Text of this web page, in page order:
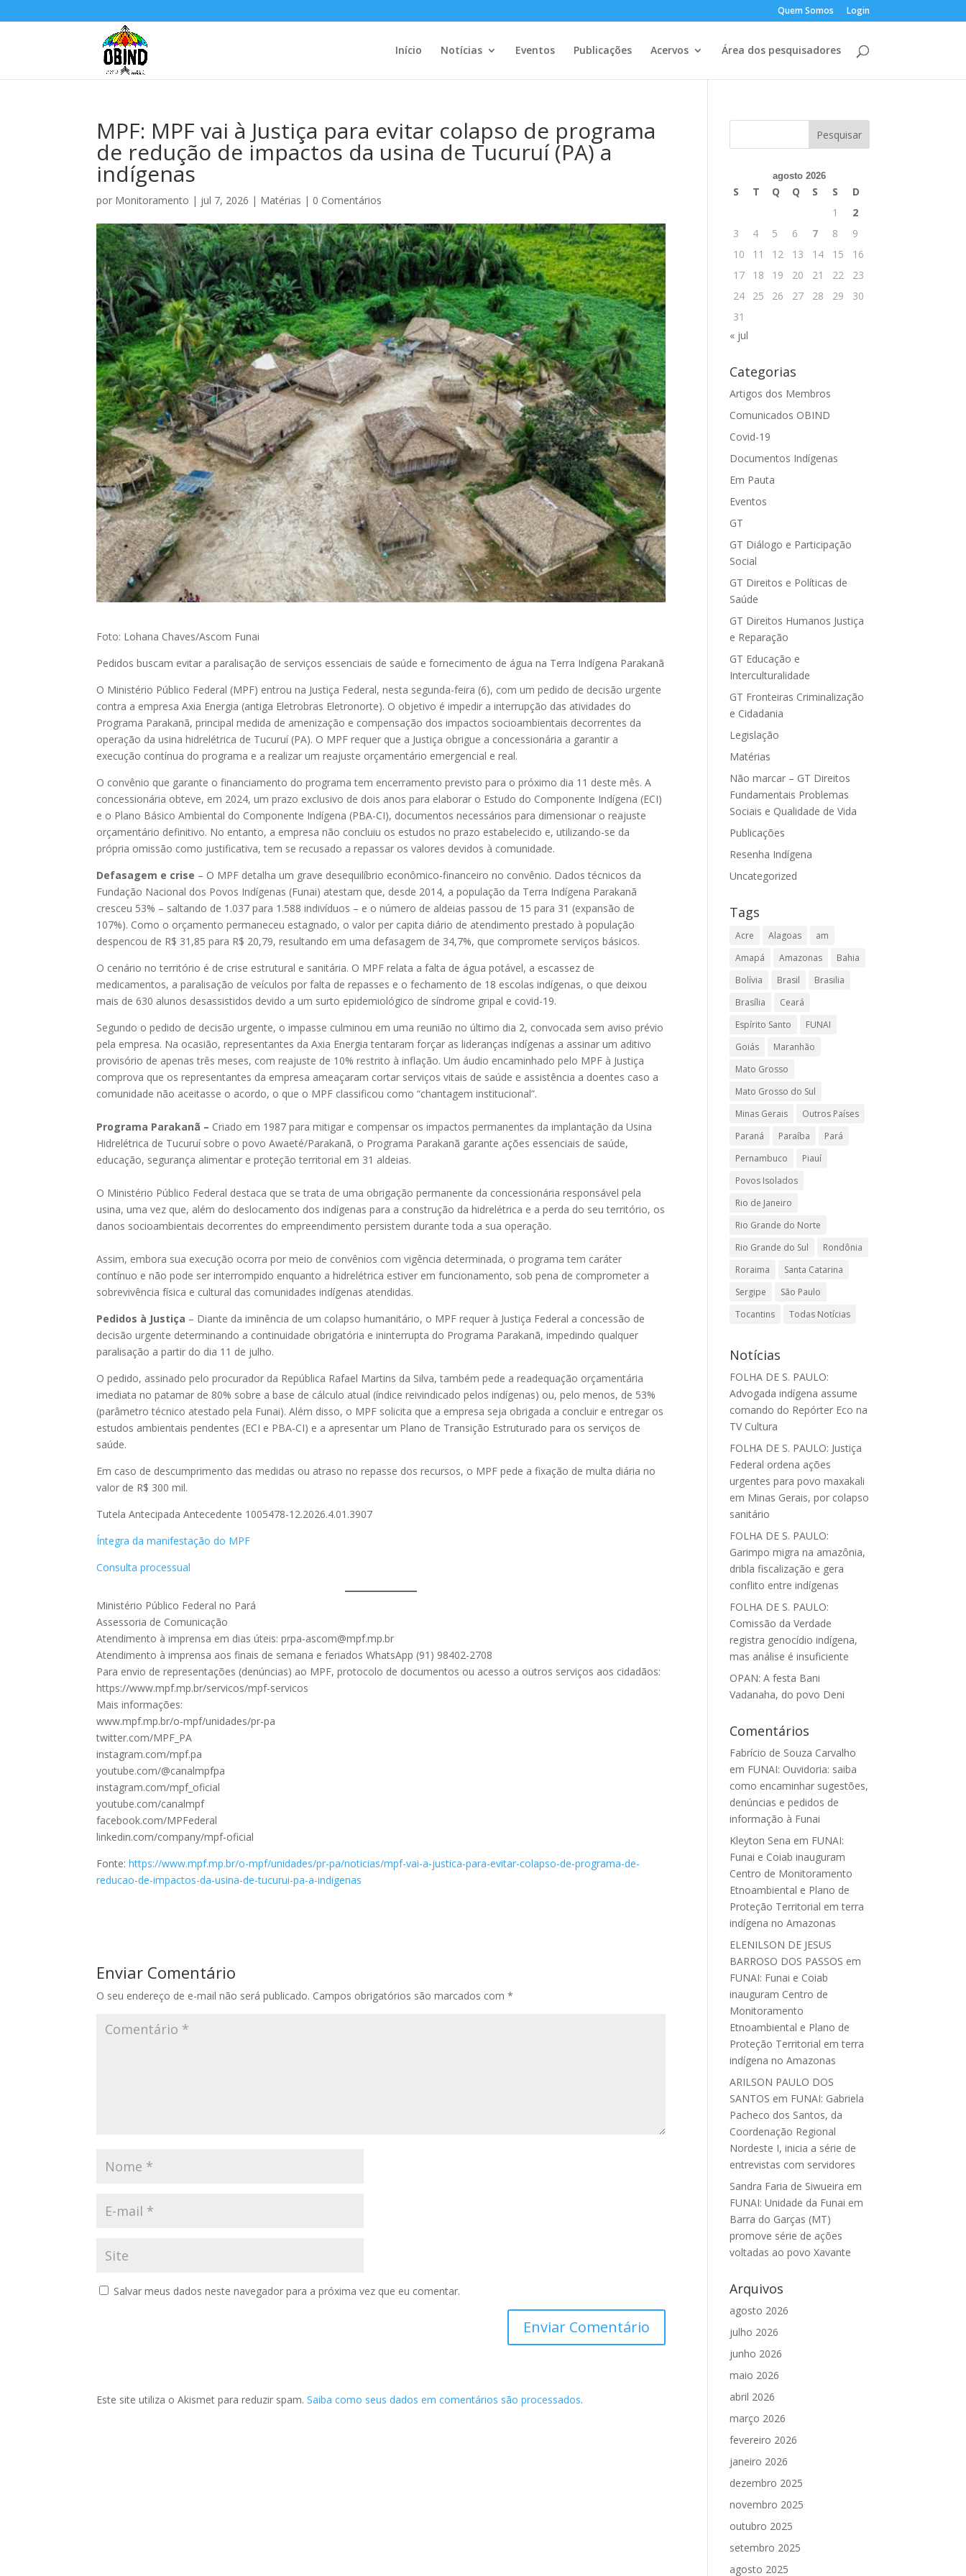
Quem Somos Login
Início Notícias Eventos Publicações Acervos Área dos pesquisadores
MPF: MPF vai à Justiça para evitar colapso de programa
de redução de impactos da usina de Tucuruí (PA) a
indígenas
por Monitoramento | jul 7, 2026 | Matérias | 0 Comentários
Foto: Lohana Chaves/Ascom Funai
Pedidos buscam evitar a paralisação de serviços essenciais de saúde e fornecimento de água na Terra Indígena Parakanã
O Ministério Público Federal (MPF) entrou na Justiça Federal, nesta segunda-feira (6), com um pedido de decisão urgente
contra a empresa Axia Energia (antiga Eletrobras Eletronorte). O objetivo é impedir a interrupção das atividades do
Programa Parakanã, principal medida de amenização e compensação dos impactos socioambientais decorrentes da
operação da usina hidrelétrica de Tucuruí (PA). O MPF requer que a Justiça obrigue a concessionária a garantir a
execução contínua do programa e a realizar um reajuste orçamentário emergencial e real.
O convênio que garante o financiamento do programa tem encerramento previsto para o próximo dia 11 deste mês. A
concessionária obteve, em 2024, um prazo exclusivo de dois anos para elaborar o Estudo do Componente Indígena (ECI)
e o Plano Básico Ambiental do Componente Indígena (PBA-CI), documentos necessários para dimensionar o reajuste
orçamentário definitivo. No entanto, a empresa não concluiu os estudos no prazo estabelecido e, utilizando-se da
própria omissão como justificativa, tem se recusado a repassar os valores devidos à comunidade.
Defasagem e crise – O MPF detalha um grave desequilíbrio econômico-financeiro no convênio. Dados técnicos da
Fundação Nacional dos Povos Indígenas (Funai) atestam que, desde 2014, a população da Terra Indígena Parakanã
cresceu 53% – saltando de 1.037 para 1.588 indivíduos – e o número de aldeias passou de 15 para 31 (expansão de
107%). Como o orçamento permaneceu estagnado, o valor per capita diário de atendimento prestado à população
despencou de R$ 31,85 para R$ 20,79, resultando em uma defasagem de 34,7%, que compromete serviços básicos.
O cenário no território é de crise estrutural e sanitária. O MPF relata a falta de água potável, a escassez de
medicamentos, a paralisação de veículos por falta de repasses e o fechamento de 18 escolas indígenas, o que deixou
mais de 630 alunos desassistidos devido a um surto epidemiológico de síndrome gripal e covid-19.
Segundo o pedido de decisão urgente, o impasse culminou em uma reunião no último dia 2, convocada sem aviso prévio
pela empresa. Na ocasião, representantes da Axia Energia tentaram forçar as lideranças indígenas a assinar um aditivo
provisório de apenas três meses, com reajuste de 10% restrito à inflação. Um áudio encaminhado pelo MPF à Justiça
comprova que os representantes da empresa ameaçaram cortar serviços vitais de saúde e assistência a doentes caso a
comunidade não aceitasse o acordo, o que o MPF classificou como “chantagem institucional”.
Programa Parakanã – Criado em 1987 para mitigar e compensar os impactos permanentes da implantação da Usina
Hidrelétrica de Tucuruí sobre o povo Awaeté/Parakanã, o Programa Parakanã garante ações essenciais de saúde,
educação, segurança alimentar e proteção territorial em 31 aldeias.
O Ministério Público Federal destaca que se trata de uma obrigação permanente da concessionária responsável pela
usina, uma vez que, além do deslocamento dos indígenas para a construção da hidrelétrica e a perda do seu território, os
danos socioambientais decorrentes do empreendimento persistem durante toda a sua operação.
Assim, embora sua execução ocorra por meio de convênios com vigência determinada, o programa tem caráter
contínuo e não pode ser interrompido enquanto a hidrelétrica estiver em funcionamento, sob pena de comprometer a
sobrevivência física e cultural das comunidades indígenas atendidas.
Pedidos à Justiça – Diante da iminência de um colapso humanitário, o MPF requer à Justiça Federal a concessão de
decisão urgente determinando a continuidade obrigatória e ininterrupta do Programa Parakanã, impedindo qualquer
paralisação a partir do dia 11 de julho.
O pedido, assinado pelo procurador da República Rafael Martins da Silva, também pede a readequação orçamentária
imediata no patamar de 80% sobre a base de cálculo atual (índice reivindicado pelos indígenas) ou, pelo menos, de 53%
(parâmetro técnico atestado pela Funai). Além disso, o MPF solicita que a empresa seja obrigada a concluir e entregar os
estudos ambientais pendentes (ECI e PBA-CI) e a apresentar um Plano de Transição Estruturado para os serviços de
saúde.
Em caso de descumprimento das medidas ou atraso no repasse dos recursos, o MPF pede a fixação de multa diária no
valor de R$ 300 mil.
Tutela Antecipada Antecedente 1005478-12.2026.4.01.3907
Íntegra da manifestação do MPF
Consulta processual
Ministério Público Federal no Pará
Assessoria de Comunicação
Atendimento à imprensa em dias úteis: prpa-ascom@mpf.mp.br
Atendimento à imprensa aos finais de semana e feriados WhatsApp (91) 98402-2708
Para envio de representações (denúncias) ao MPF, protocolo de documentos ou acesso a outros serviços aos cidadãos:
https://www.mpf.mp.br/servicos/mpf-servicos
Mais informações:
www.mpf.mp.br/o-mpf/unidades/pr-pa
twitter.com/MPF_PA
instagram.com/mpf.pa
youtube.com/@canalmpfpa
instagram.com/mpf_oficial
youtube.com/canalmpf
facebook.com/MPFederal
linkedin.com/company/mpf-oficial
Fonte:https://www.mpf.mp.br/o-mpf/unidades/pr-pa/noticias/mpf-vai-a-justica-para-evitar-colapso-de-programa-de-
reducao-de-impactos-da-usina-de-tucurui-pa-a-indigenas
Enviar Comentário
O seu endereço de e-mail não será publicado. Campos obrigatórios são marcados com*
Salvar meus dados neste navegador para a próxima vez que eu comentar.
Este site utiliza o Akismet para reduzir spam.Saiba como seus dados em comentários são processados.
agosto 2026
S T Q Q S S
D
1
2
3
4 5 6 7 8
9
10
11 12 13 14 15
16
17
18 19 20 21 22
23
24
25 26 27 28 29
30
31
« jul
Categorias
Artigos dos Membros
Comunicados OBIND
Covid-19
Documentos Indígenas
Em Pauta
Eventos
GT
GT Diálogo e Participação
Social
GT Direitos e Políticas de
Saúde
GT Direitos Humanos Justiça
e Reparação
GT Educação e
Interculturalidade
GT Fronteiras Criminalização
e Cidadania
Legislação
Matérias
Não marcar – GT Direitos
Fundamentais Problemas
Sociais e Qualidade de Vida
Publicações
Resenha Indígena
Uncategorized
Tags
Acre Alagoas
am
Amapá
Amazonas
Bahia
Bolívia
Brasil
Brasilia
Brasília
Ceará
Espírito Santo
FUNAI
Goiás
Maranhão
Mato Grosso
Mato Grosso do Sul
Minas Gerais
Outros Países
Paraná
Paraíba
Pará
Pernambuco
Piauí
Povos Isolados
Rio de Janeiro
Rio Grande do Norte
Rio Grande do Sul
Rondônia
Roraima
Santa Catarina
Sergipe
São Paulo
Tocantins
Todas Notícias
Notícias
FOLHA DE S. PAULO:
Advogada indígena assume
comando do Repórter Eco na
TV Cultura
FOLHA DE S. PAULO: Justiça
Federal ordena ações
urgentes para povo maxakali
em Minas Gerais, por colapso
sanitário
FOLHA DE S. PAULO:
Garimpo migra na amazônia,
dribla fiscalização e gera
conflito entre indígenas
FOLHA DE S. PAULO:
Comissão da Verdade
registra genocídio indígena,
mas análise é insuficiente
OPAN: A festa Bani
Vadanaha, do povo Deni
Comentários
Fabrício de Souza Carvalho
em FUNAI: Ouvidoria: saiba
como encaminhar sugestões,
denúncias e pedidos de
informação à Funai
Kleyton Sena em FUNAI:
Funai e Coiab inauguram
Centro de Monitoramento
Etnoambiental e Plano de
Proteção Territorial em terra
indígena no Amazonas
ELENILSON DE JESUS
BARROSO DOS PASSOS em
FUNAI: Funai e Coiab
inauguram Centro de
Monitoramento
Etnoambiental e Plano de
Proteção Territorial em terra
indígena no Amazonas
ARILSON PAULO DOS
SANTOS em FUNAI: Gabriela
Pacheco dos Santos, da
Coordenação Regional
Nordeste I, inicia a série de
entrevistas com servidores
Sandra Faria de Siwueira em
FUNAI: Unidade da Funai em
Barra do Garças (MT)
promove série de ações
voltadas ao povo Xavante
Arquivos
agosto 2026
julho 2026
junho 2026
maio 2026
abril 2026
março 2026
fevereiro 2026
janeiro 2026
dezembro 2025
novembro 2025
outubro 2025
setembro 2025
agosto 2025